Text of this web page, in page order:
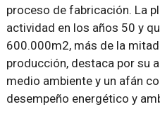
proceso de fabricación. La
actividad en los años 50 y
600.000m2, más de la
producción, destaca por su
medio ambiente y un afán
desempeño energético y